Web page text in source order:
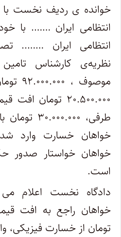
خوانده ی ردیف نخست با
انتظامی ایران ……. با
انتظامی ایران ……..
نظریه‌ی کارشناس
۲۰.۵۰۰.۰۰۰
طرفی،
خواهان خسارت وارد
خواهان خواستار صدور
است.
دادگاه نخست اعلام
تومان از خسارت فیزیکی،